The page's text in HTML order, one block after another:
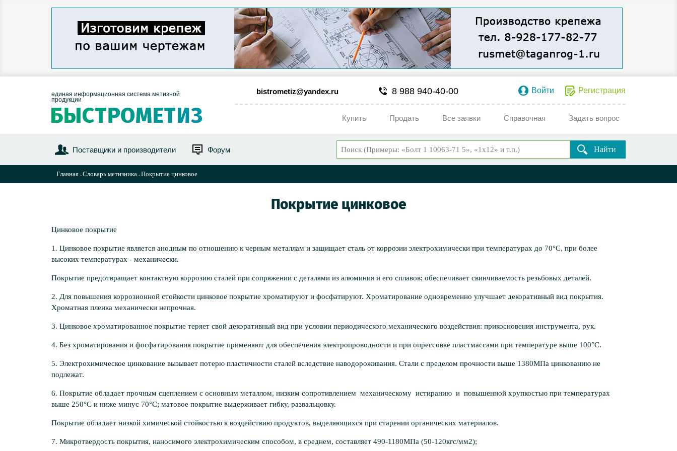
единая информационная система метизной
продукции
bistrometiz@yandex.ru 8 988 940-40-00 Войти Регистрация
Купить Продать Все заявки Справочная Задать вопрос
Поставщики и производители Форум Найти
Главная Словарь метизника Покрытие цинковое
Покрытие цинковое
Цинковое покрытие
1. Цинковое покрытие является анодным по отношению к черным металлам и защища­ет сталь от коррозии электрохимически при температурах до 70°С, при более
высоких температурах - механически.
Покрытие предотвращает контактную коррозию сталей при сопряжении с деталями из алюминия и его сплавов; обеспечивает свинчиваемость резьбовых деталей.
2. Для повышения коррозионной стойко­сти цинковое покрытие хроматируют и фосфатируют. Хроматирование одновременно улучшает декоративный вид покрытия.
Хроматная пленка механически непрочная.
3. Цинковое хроматированное покрытие теряет свой декоративный вид при условии периодического механического воздействия: прикосновения инструмента, рук.
4. Без хроматирования и фосфатирования покрытие применяют для обеспечения элек­тропроводности и при опрессовке пластмас­сами при температуре выше 100°С.
5. Электрохимическое цинкование вызы­вает потерю пластичности сталей вследствие наводороживания. Стали с пределом прочности выше 1380МПа цинкованию не
подлежат.
6. Покрытие обладает прочным сцеплени­ем с основным металлом, низким сопротив­лением механическому истиранию и повы­шенной хрупкостью при температурах
выше 250°С и ниже минус 70°С; матовое покрытие выдерживает гибку, развальцовку.
Покрытие обладает низкой химической стойкостью к воздействию продуктов, выде­ляющихся при старении органических мате­риалов.
7. Микротвердость покрытия, наносимого электрохимическим способом, в среднем, составляет 490-1180МПа (50-120кгс/мм2);